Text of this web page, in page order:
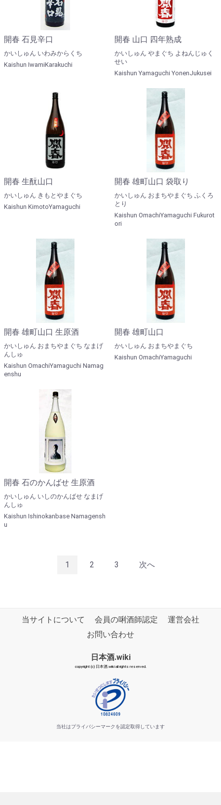
開春 石見辛口
かいしゅん いわみからくち
Kaishun IwamiKarakuchi
開春 山口 四年熟成
かいしゅん やまぐち よねんじゅく
せい
Kaishun Yamaguchi YonenJukusei
開春 生酛山口
かいしゅん きもとやまぐち
Kaishun KimotoYamaguchi
開春 雄町山口 袋取り
かいしゅん おまちやまぐち ふくろ
とり
Kaishun OmachiYamaguchi Fukurot
ori
開春 雄町山口 生原酒
かいしゅん おまちやまぐち なまげ
んしゅ
Kaishun OmachiYamaguchi Namag
enshu
開春 雄町山口
かいしゅん おまちやまぐち
Kaishun OmachiYamaguchi
開春 石のかんばせ 生原酒
かいしゅん いしのかんばせ なまげ
んしゅ
Kaishun Ishinokanbase Namagensh
u
1 2 3 次へ
当サイトについて 会員の唎酒師認定
運営会社
お問い合わせ
日本酒.wiki
copyright (c) 日本酒.wiki all rights reserved.
当社はプライバシーマークを認定取得しています